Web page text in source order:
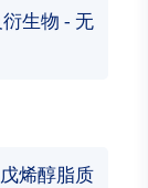
生物 - 无
烯醇脂质